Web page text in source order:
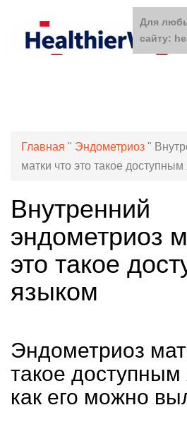
Главная " Эндометриоз "
матки что это такое
Внутренний
эндометриоз
это такое
языком
Эндометриоз
такое
как его можно
Для
сайту: